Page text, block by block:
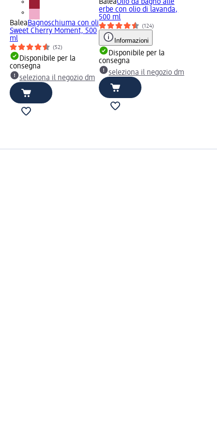
BaleaBagnoschiuma con oli
Sweet Cherry Moment, 500
ml
(52)
Disponibile per la
consegna
seleziona il negozio dm
BaleaOlio da bagno alle
erbe con olio di lavanda,
500 ml
(124)
Informazioni
Disponibile per la
consegna
seleziona il negozio dm